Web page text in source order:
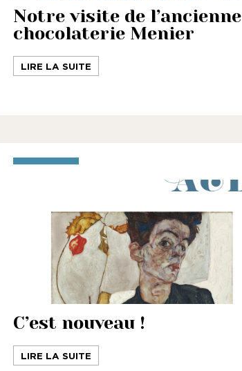
Notre visite de l’ancienne
chocolaterie Menier
LIRE LA SUITE
C’est nouveau !
LIRE LA SUITE